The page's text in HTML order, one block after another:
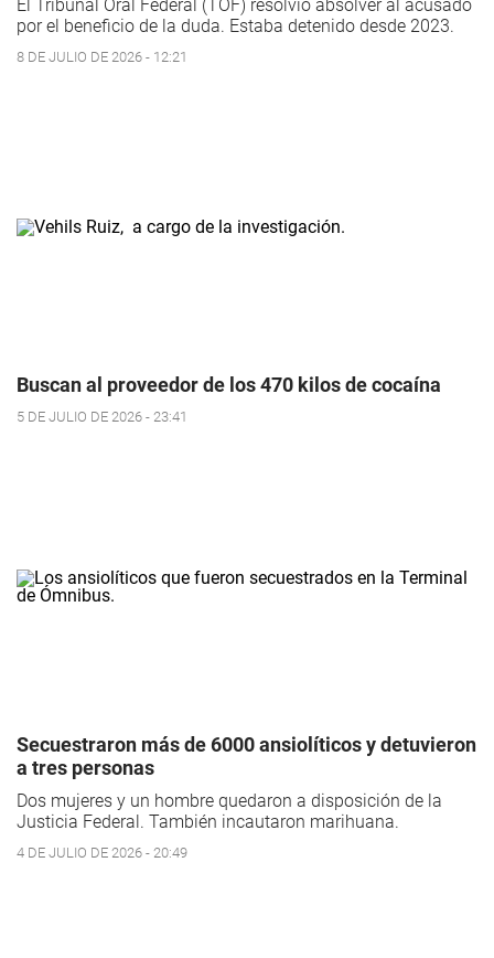
El Tribunal Oral Federal (TOF) resolvió absolver al acusado
por el beneficio de la duda. Estaba detenido desde 2023.
8 DE JULIO DE 2026 - 12:21
Buscan al proveedor de los 470 kilos de cocaína
5 DE JULIO DE 2026 - 23:41
Secuestraron más de 6000 ansiolíticos y detuvieron
a tres personas
Dos mujeres y un hombre quedaron a disposición de la
Justicia Federal. También incautaron marihuana.
4 DE JULIO DE 2026 - 20:49